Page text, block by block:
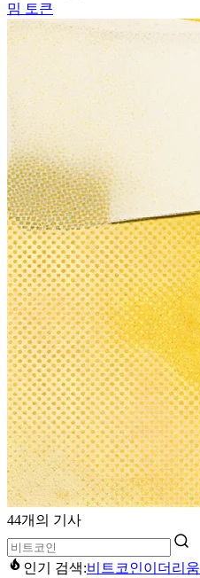
밈 토큰
44개의 기사
인기 검색:비트코인이더리움